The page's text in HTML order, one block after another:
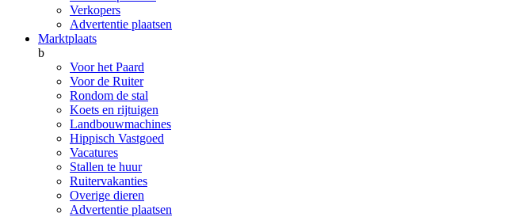
Verkopers
Advertentie plaatsen
Marktplaats
b
Voor het Paard
Voor de Ruiter
Rondom de stal
Koets en rijtuigen
Landbouwmachines
Hippisch Vastgoed
Vacatures
Stallen te huur
Ruitervakanties
Overige dieren
Advertentie plaatsen